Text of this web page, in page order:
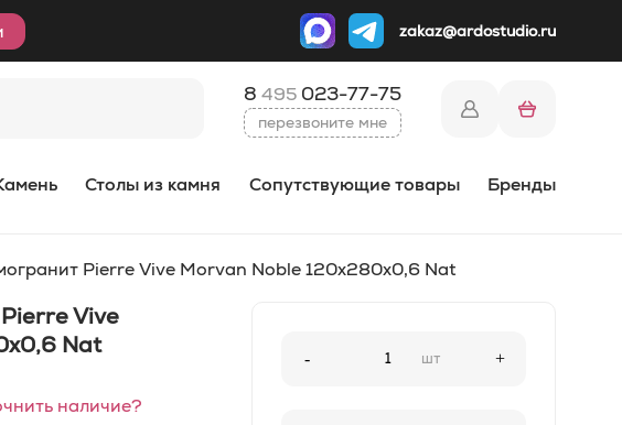
zakaz@ardostudio.ru
8 495 023-77-75
перезвоните мне
Столы из камня Сопутствующие товары Бренды
Pierre Vive Morvan Noble 120x280x0,6 Nat
Vive
Nat
наличие?
- шт +